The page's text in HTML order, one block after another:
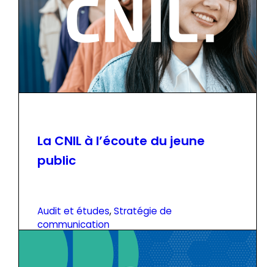
La CNIL à l’écoute du jeune
public
Audit et études, Stratégie de
communication